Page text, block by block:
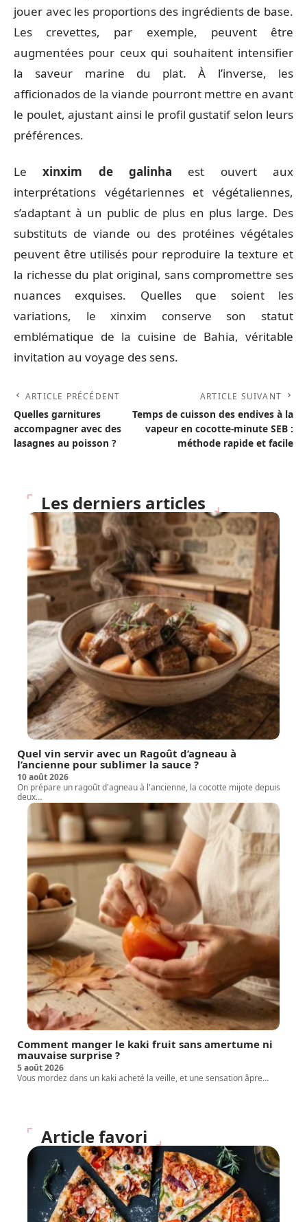
jouer avec les proportions des ingrédients de base.
Les crevettes, par exemple, peuvent être
augmentées pour ceux qui souhaitent intensifier
la saveur marine du plat. À l’inverse, les
afficionados de la viande pourront mettre en avant
le poulet, ajustant ainsi le profil gustatif selon leurs
préférences.
Lexinxim de galinha est ouvert aux
interprétations végétariennes et végétaliennes,
s’adaptant à un public de plus en plus large. Des
substituts de viande ou des protéines végétales
peuvent être utilisés pour reproduire la texture et
la richesse du plat original, sans compromettre ses
nuances exquises. Quelles que soient les
variations, le xinxim conserve son statut
emblématique de la cuisine de Bahia, véritable
invitation au voyage des sens.
ARTICLE PRÉCÉDENT
Quelles garnitures
accompagner avec des
lasagnes au poisson ?
ARTICLE SUIVANT
Temps de cuisson des endives à la
vapeur en cocotte-minute SEB :
méthode rapide et facile
Les derniers articles
Quel vin servir avec un Ragoût d’agneau à
l’ancienne pour sublimer la sauce ?
10 août 2026
On prépare un ragoût d'agneau à l'ancienne, la cocotte mijote depuis
deux…
Comment manger le kaki fruit sans amertume ni
mauvaise surprise ?
5 août 2026
Vous mordez dans un kaki acheté la veille, et une sensation âpre…
Article favori